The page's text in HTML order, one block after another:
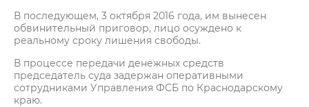
В последующем, 3 октября 2016 года, им вынесен
обвинительный приговор, лицо осуждено к
реальному сроку лишения свободы.
В процессе передачи денежных средств
председатель суда задержан оперативными
сотрудниками Управления ФСБ по Краснодарскому
краю.